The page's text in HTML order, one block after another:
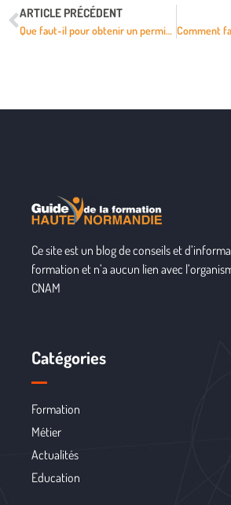
ARTICLE PRÉCÉDENT
Que faut-il pour obtenir un permis de conduire ?
Ce site est un blog de conseils et
formation et n’a aucun lien avec
CNAM
Catégories
Formation
Métier
Actualités
Education